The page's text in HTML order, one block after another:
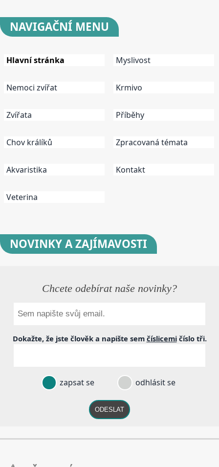
NAVIGAČNÍ MENU
Hlavní stránka
Nemoci zvířat
Zvířata
Chov králíků
Akvaristika
Veterina
Myslivost
Krmivo
Příběhy
Zpracovaná témata
Kontakt
NOVINKYA ZAJÍMAVOSTI
Chcete odebírat naše novinky?
Dokažte, že jste člověk a napište sem číslicemičíslo tři.
zapsat se odhlásit se
ODESLAT